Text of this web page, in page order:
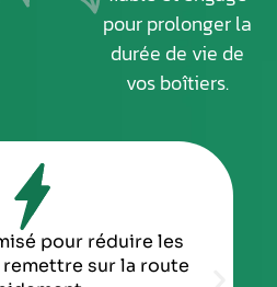
pour prolonger la
durée de vie de
vos boîtiers.
pour réduire les
sur la route